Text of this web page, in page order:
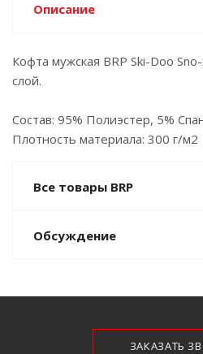
Описание
Кофта мужская BRP Ski-Doo
слой.
Состав: 95% Полиэстер, 5%
Плотность материала: 300 г/м2
Все товары BRP
Обсуждение
ЗАКАЗАТЬ